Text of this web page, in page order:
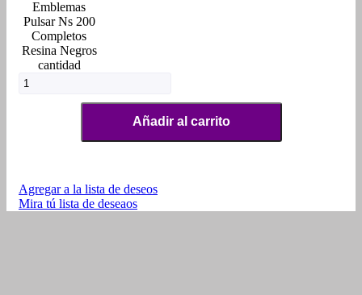
Emblemas
Pulsar Ns 200
Completos
Resina Negros
cantidad
Añadir al carrito
Agregar a la lista de deseos
Mira tú lista de deseaos